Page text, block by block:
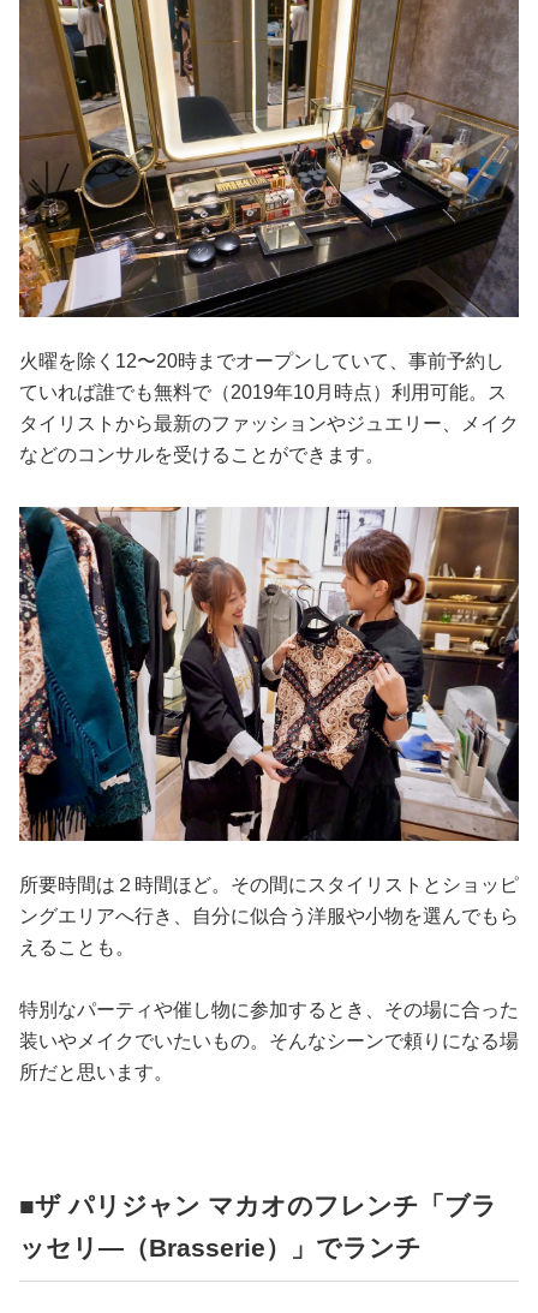
火曜を除く12〜20時までオープンしていて、事前予約し
ていれば誰でも無料で（2019年10月時点）利用可能。ス
タイリストから最新のファッションやジュエリー、メイク
などのコンサルを受けることができます。
所要時間は２時間ほど。その間にスタイリストとショッピ
ングエリアへ行き、自分に似合う洋服や小物を選んでもら
えることも。
特別なパーティや催し物に参加するとき、その場に合った
装いやメイクでいたいもの。そんなシーンで頼りになる場
所だと思います。
■ザ パリジャン マカオのフレンチ「ブラ
ッセリ―（Brasserie）」でランチ